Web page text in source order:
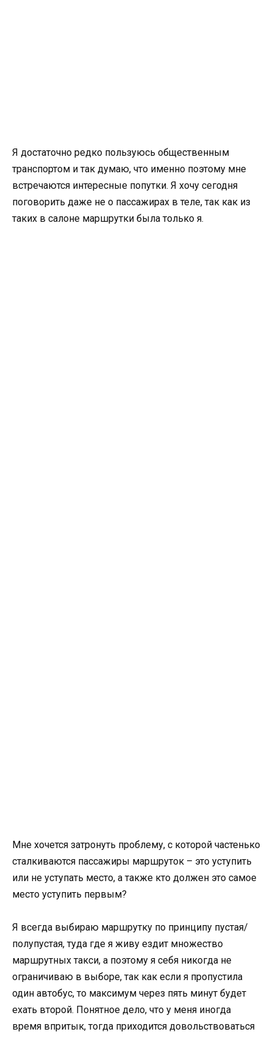
Я достаточно редко пользуюсь общественным
транспортом и так думаю, что именно поэтому мне
встречаются интересные попутки. Я хочу сегодня
поговорить даже не о пассажирах в теле, так как из
таких в салоне маршрутки была только я.
Мне хочется затронуть проблему, с которой частенько
сталкиваются пассажиры маршруток – это уступить
или не уступать место, а также кто должен это самое
место уступить первым?
Я всегда выбираю маршрутку по принципу пустая/
полупустая, туда где я живу ездит множество
маршрутных такси, а поэтому я себя никогда не
ограничиваю в выборе, так как если я пропустила
один автобус, то максимум через пять минут будет
ехать второй. Понятное дело, что у меня иногда
время впритык, тогда приходится довольствоваться